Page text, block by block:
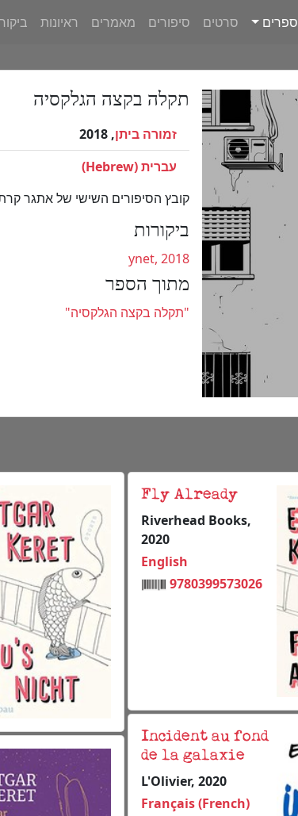
ספרים סרטים סיפורים מאמרים ראיונות
תקלה בקצה הגלקסיה
זמורה ביתן, 2018
עברית (Hebrew)
קובץ הסיפורים השישי של אתגר
ביקורות
ynet, 2018
מתוך הספר
"תקלה בקצה הגלקסיה"
Fly Already
Riverhead Books,
2020
English
9780399573026
Incident au fond
de la galaxie
L'Olivier, 2020
Français (French)